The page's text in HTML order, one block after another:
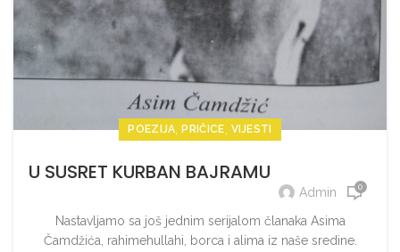
POEZIJA ,PRIČICE VIJESTI
U SUSRET KURBAN BAJRAMU
Admin 0
Nastavljamo sa još jednim serijalom članaka Asima
Čamdžića, rahimehullahi, borca i alima iz naše sredine.